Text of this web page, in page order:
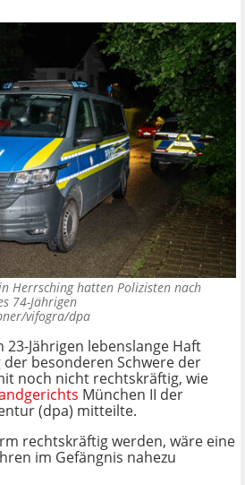
Herrsching hatten Polizisten nach
74-Jährigen
vifogra/dpa
Jährigen lebenslange Haft
besonderen Schwere der
noch nicht rechtskräftig, wie
München II der
(dpa) mitteilte.
rechtskräftig werden, wäre eine
im Gefängnis nahezu